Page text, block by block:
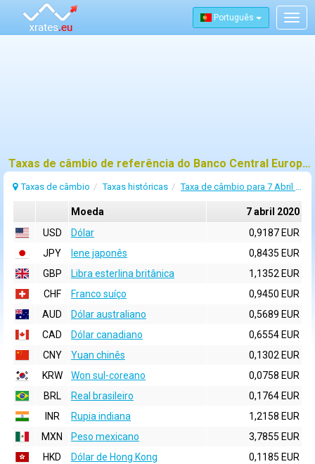
Português
Taxas de câmbio de referência do Banco Central Europeu (BCE) para 7 abril 2020
Taxas de câmbio Taxas históricas Taxa de câmbio para 7 Abril 2020
Moeda
7 abril 2020
USD
Dólar
0,9187 EUR
JPY
Iene japonês
0,8435 EUR
GBP
Libra esterlina britânica
1,1352 EUR
CHF
Franco suíço
0,9450 EUR
AUD
Dólar australiano
0,5689 EUR
CAD
Dólar canadiano
0,6554 EUR
CNY
Yuan chinês
0,1302 EUR
KRW
Won sul-coreano
0,0758 EUR
BRL
Real brasileiro
0,1764 EUR
INR
Rupia indiana
1,2158 EUR
MXN
Peso mexicano
3,7855 EUR
HKD
Dólar de Hong Kong
0,1185 EUR